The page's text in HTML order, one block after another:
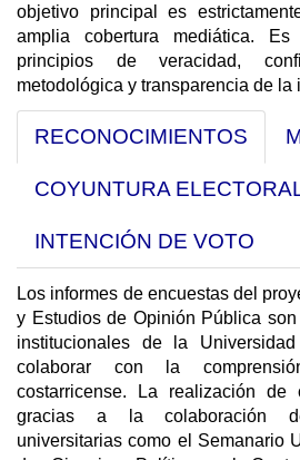
objetivo principal es
amplia cobertura mediática.
principios de veracidad,
metodológica y transparencia de la
RECONOCIMIENTOS
COYUNTURA
INTENCIÓN DE VOTO
Los informes de encuestas del
y Estudios de Opinión Pública
institucionales de la
colaborar con la
costarricense. La realización de
gracias a la colaboración
universitarias como el Semanario